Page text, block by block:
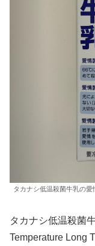
タカナシ低温殺菌牛乳の愛
タカナシ低温殺菌
Temperature Long